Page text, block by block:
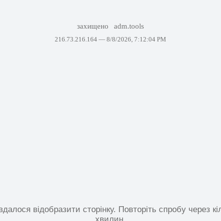
захищено adm.tools
216.73.216.164 — 8/8/2026, 7:12:04 PM
відобразити сторінку. Повторіть спробу через